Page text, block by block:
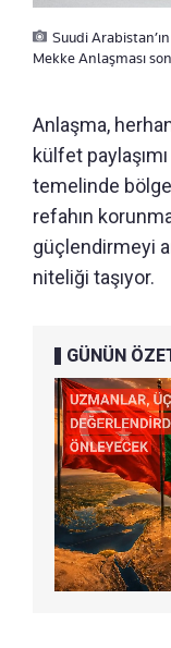
Suudi
Mekke Anlaşması
Anlaşma,
külfet
temelinde
refahın
güçlendirmeyi
niteliği taşıyor.
GÜNÜN